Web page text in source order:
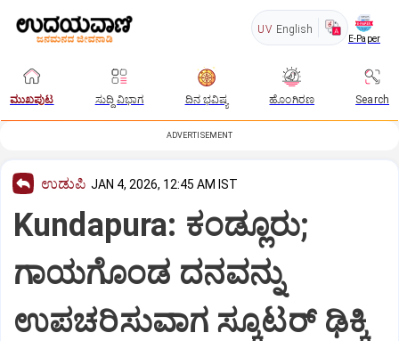
UV English
E-Paper
ಮುಖಪುಟ ಸುದ್ದಿ ವಿಭಾಗ ದಿನ ಭವಿಷ್ಯ ಹೊಂಗಿರಣ Search
ADVERTISEMENT
ಉಡುಪಿ JAN 4, 2026, 12:45 AM IST
Kundapura: ಕಂಡ್ಲೂರು;
ಗಾಯಗೊಂಡ ದನವನ್ನು
ಉಪಚರಿಸುವಾಗ ಸ್ಕೂಟರ್ ಢಿಕ್ಕಿ